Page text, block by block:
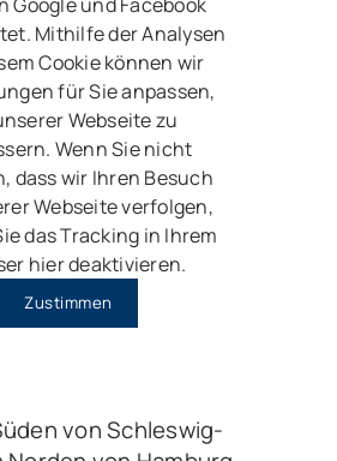
Mithilfe der Analysen
Cookie können wir
für Sie anpassen,
Webseite zu
Wenn Sie nicht
dass wir Ihren Besuch
Webseite verfolgen,
das Tracking in Ihrem
hier deaktivieren.
Zustimmen
von Schleswig-